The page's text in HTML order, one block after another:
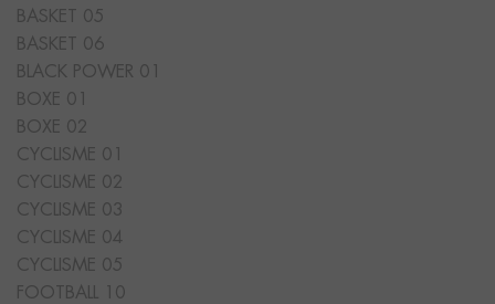
BASKET 05
BASKET 06
BLACK POWER 01
BOXE 01
BOXE 02
CYCLISME 01
CYCLISME 02
CYCLISME 03
CYCLISME 04
CYCLISME 05
FOOTBALL 10